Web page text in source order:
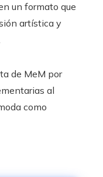
un formato que
artística y
de MeM por
al
como